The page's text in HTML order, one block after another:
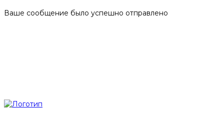
Ваше сообщение было успешно отправлено